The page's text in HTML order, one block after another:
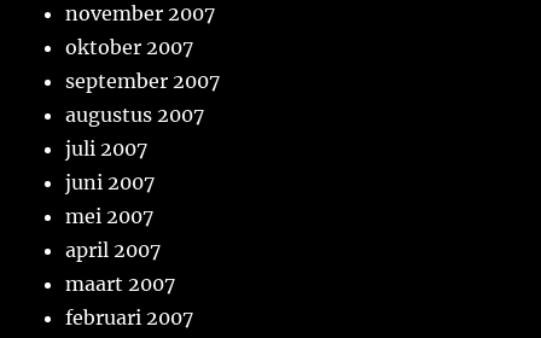
november 2007
oktober 2007
september 2007
augustus 2007
juli 2007
juni 2007
mei 2007
april 2007
maart 2007
februari 2007